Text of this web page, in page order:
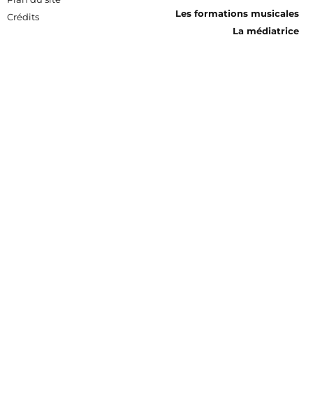
Crédits
Les formations musicales
La médiatrice